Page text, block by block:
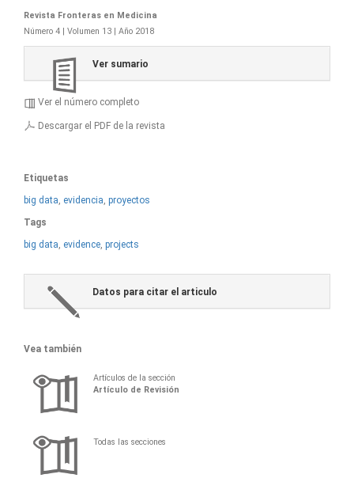
Revista Fronteras en Medicina
Número 4 | Volumen 13 | Año 2018
Ver sumario
Ver el número completo
Descargar el PDF de la revista
Etiquetas
big data evidencia proyectos
Tags
big data evidence projects
Datos para citar el articulo
Vea también
Artículos de la sección
Artículo de Revisión
Todas las secciones